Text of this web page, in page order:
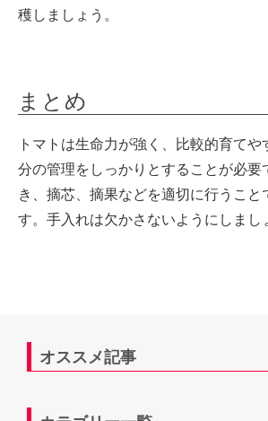
穫しましょう。
まとめ
トマトは生命力が強く、比較的育て
分の管理をしっかりとすることが必要
き、摘芯、摘果などを適切に行うこと
す。手入れは欠かさないようにしまし
オススメ記事